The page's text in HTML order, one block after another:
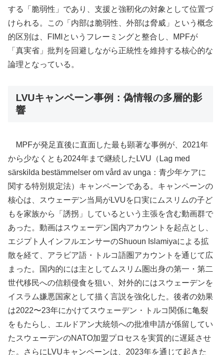
する「脆弱性」であり、支援と強靭化の対象として位置づ
けられる。この「内部は脆弱性、外部は脅威」という概念
的区別は、FIMIというフレーミングと整合し、MPFが
「真実省」批判を回避しながら正統性を維持する核心的な
論理となっている。
LVUキャンペーン事例：偽情報の多層的影
響
MPFが発足直後に直面した最も顕著な事例が、2021年
から少なくとも2024年まで継続したLVU（Lag med
särskilda bestämmelser om vård av unga：青少年ケアに
関する特別規定法）キャンペーンである。キャンペーンの
核心は、スウェーデン当局がLVUを口実にムスリムの子ど
もを家族から「誘拐」しているという主張を含む動画群で
あった。動画はスウェーデン国内アカウントを起点とし、
エジプト人インフルエンサーのShuoun Islamiyaによる拡
散を経て、アラビア語・トルコ語圏アカウントを通じて広
まった。国内的には主としてムスリム圏出身の第一・第二
世代移民への信頼侵食を狙い、対外的にはスウェーデンを
イスラム嫌悪国家として描く言説を強化した。後者の効果
は2022〜23年にかけてスウェーデン・トルコ関係に亀裂
をもたらし、エルドアン大統領への批准申請が係留してい
たスウェーデンのNATO加盟プロセスを実質的に遅延させ
た。さらにLVUキャンペーンは、2023年を通じて起きた